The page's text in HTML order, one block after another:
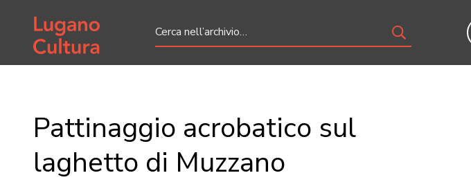
Home page
Pattinaggio acrobatico sul
laghetto di Muzzano